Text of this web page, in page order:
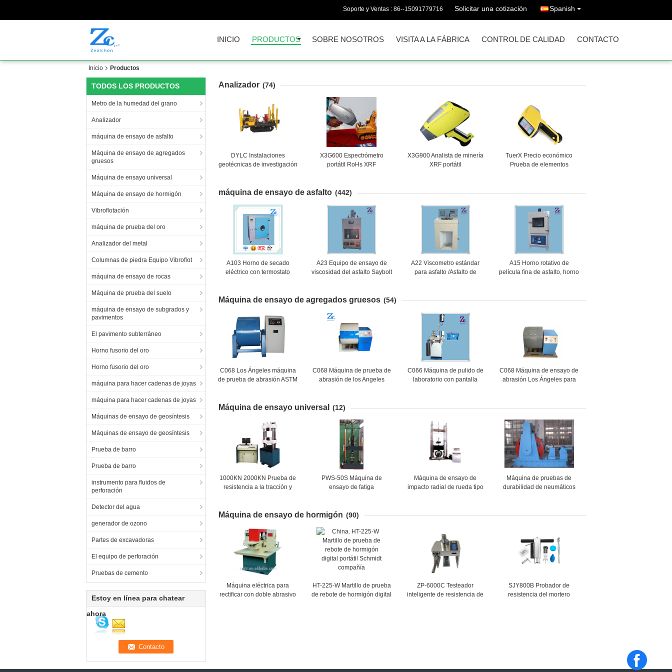
Soporte y Ventas : 86--15091779716 Solicitar una cotización Spanish
INICIO PRODUCTOS SOBRE NOSOTROS VISITA A LA FÁBRICA CONTROL DE CALIDAD CONTACTO
Inicio Productos
TODOS LOS PRODUCTOS
Metro de la humedad del grano
Analizador
máquina de ensayo de asfalto
Máquina de ensayo de agregados
gruesos
Máquina de ensayo universal
Máquina de ensayo de hormigón
Vibroflotación
máquina de prueba del oro
Analizador del metal
Columnas de piedra Equipo Vibroflot
máquina de ensayo de rocas
Máquina de prueba del suelo
máquina de ensayo de subgrados y
pavimentos
El pavimento subterráneo
Horno fusorio del oro
Horno fusorio del oro
máquina para hacer cadenas de joyas
máquina para hacer cadenas de joyas
Máquinas de ensayo de geosíntesis
Máquinas de ensayo de geosíntesis
Prueba de barro
Prueba de barro
instrumento para fluidos de
perforación
Detector del agua
generador de ozono
Partes de excavadoras
El equipo de perforación
Pruebas de cemento
Estoy en línea para chatear
ahora
Analizador (74)
DYLC Instalaciones
geotécnicas de investigación
capacidad de empuje de 200
X3G600 Espectrómetro
portátil RoHs XRF
X3G900 Analista de minería
XRF portátil
TuerX Precio económico
Prueba de elementos
Analisador XRF de oro
máquina de ensayo de asfalto (442)
A103 Horno de secado
eléctrico con termostato
secado termostático
A23 Equipo de ensayo de
viscosidad del asfalto Saybolt
asfalto Saybolt
A22 Viscometro estándar
para asfalto /Asfalto de
A15 Horno rotativo de
película fina de asfalto, horno
Máquina de ensayo de agregados gruesos (54)
C068 Los Ángeles máquina
de prueba de abrasión ASTM
C068 Máquina de prueba de
abrasión de los Angeles
C066 Máquina de pulido de
laboratorio con pantalla
agregado grueso
C068 Máquina de ensayo de
abrasión Los Ángeles para
Máquina de ensayo universal (12)
1000KN 2000KN Prueba de
resistencia a la tracción y
hidráulica Precio
PWS-50S Máquina de
ensayo de fatiga
Máquina de ensayo de
impacto radial de rueda tipo
Máquina de pruebas de
durabilidad de neumáticos
(Neumáticos para turismos)
Máquina de ensayo de hormigón (90)
Máquina eléctrica para
rectificar con doble abrasivo
HT-225-W Martillo de prueba
de rebote de hormigón digital
ZP-6000C Testeador
inteligente de resistencia de
SJY800B Probador de
resistencia del mortero